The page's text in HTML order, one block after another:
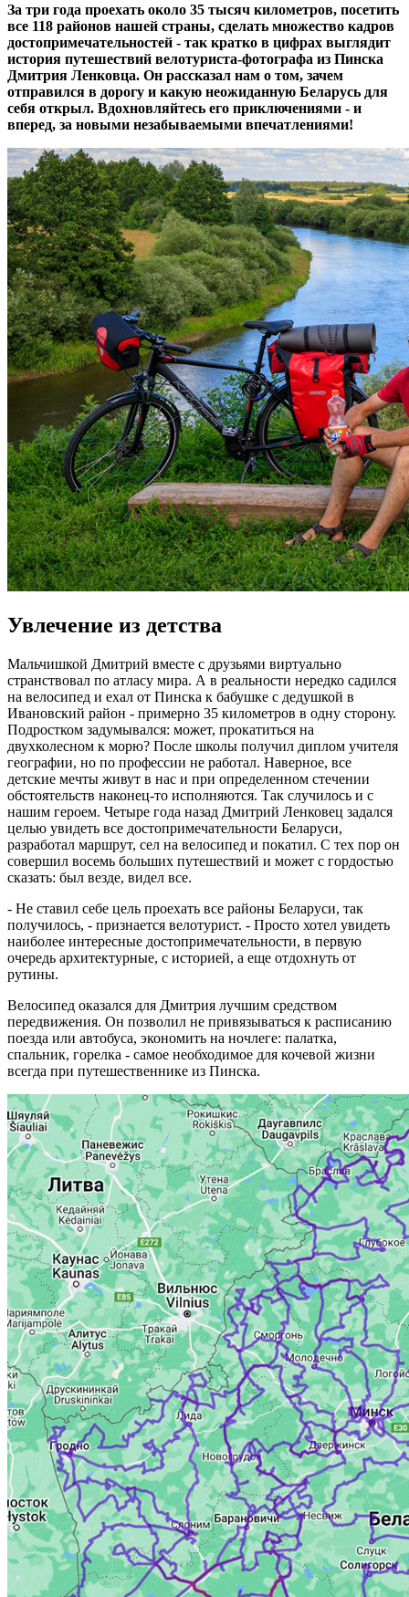
За три года проехать около 35 тысяч километров, посетить
все 118 районов нашей страны, сделать множество кадров
достопримечательностей - так кратко в цифрах выглядит
история путешествий велотуриста-фотографа из Пинска
Дмитрия Ленковца. Он рассказал нам о том, зачем
отправился в дорогу и какую неожиданную Беларусь для
себя открыл. Вдохновляйтесь его приключениями - и
вперед, за новыми незабываемыми впечатлениями!
Увлечение из детства
Мальчишкой Дмитрий вместе с друзьями виртуально
странствовал по атласу мира. А в реальности нередко садился
на велосипед и ехал от Пинска к бабушке с дедушкой в
Ивановский район - примерно 35 километров в одну сторону.
Подростком задумывался: может, прокатиться на
двухколесном к морю? После школы получил диплом учителя
географии, но по профессии не работал. Наверное, все
детские мечты живут в нас и при определенном стечении
обстоятельств наконец-то исполняются. Так случилось и с
нашим героем. Четыре года назад Дмитрий Ленковец задался
целью увидеть все достопримечательности Беларуси,
разработал маршрут, сел на велосипед и покатил. С тех пор он
совершил восемь больших путешествий и может с гордостью
сказать: был везде, видел все.
- Не ставил себе цель проехать все районы Беларуси, так
получилось, - признается велотурист. - Просто хотел увидеть
наиболее интересные достопримечательности, в первую
очередь архитектурные, с историей, а еще отдохнуть от
рутины.
Велосипед оказался для Дмитрия лучшим средством
передвижения. Он позволил не привязываться к расписанию
поезда или автобуса, экономить на ночлеге: палатка,
спальник, горелка - самое необходимое для кочевой жизни
всегда при путешественнике из Пинска.